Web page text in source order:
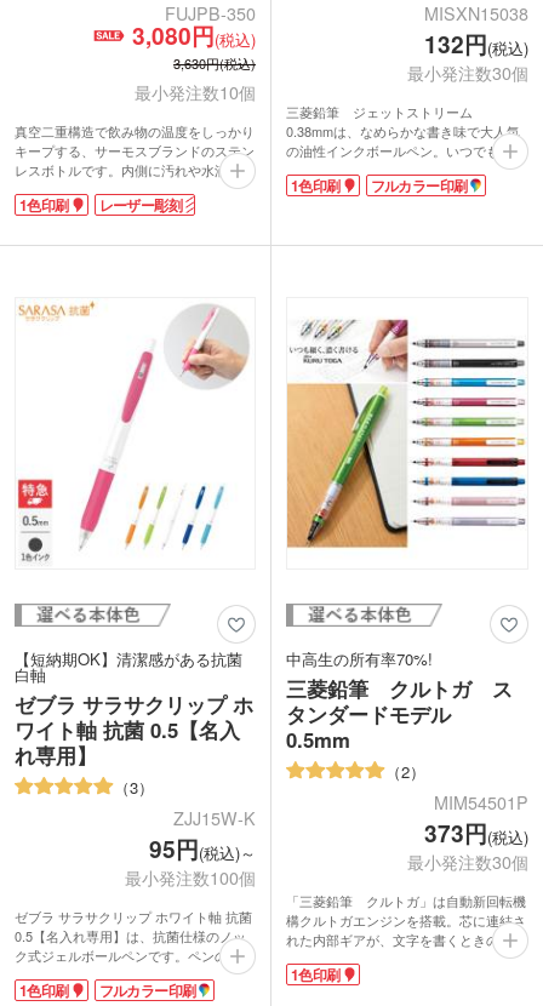
FUJPB-350
3,080円(税込)
3,630円(税込)
最小発注数10個
真空二重構造で飲み物の温度をしっかり
キープする、サーモスブランドのステン
レスボトルです。内側に汚れや水滴が残
りにくいセラミック加工を採用し、丸ご
と食洗機対応なのでお手入れ簡単。小さ
で、お子さまやシニア世代の方も使いや
側面に1色印刷かレーザー彫刻で名入れ
可能。周年記念品や卒業記念品などにい
1色印刷 レーザー彫刻
MISXN15038
132円(税込)
最小発注数30個
三菱鉛筆 ジェットストリーム
0.38mmは、なめらかな書き味で大人気
の油性インクボールペン。いつでもどこ
でもサッと使えるノック式です。ボール
径は一般的なものより少し細めの
筆 ジェットストリーム 0.38mmは驚
できます。日常的に使える商品なので、
企業名やロゴを印刷するだけで宣伝効果
が高まりますよ。キャンペーンの販促品
や展示会で配布するノベルティにいかが
でしょうか。
1色印刷 フルカラー印刷
【短納期OK】清潔感がある抗菌
白軸
ゼブラ サラサクリップ ホ
ワイト軸 抗菌 0.5【名入
れ専用】
3
ZJJ15W-K
95円(税込)～
最小発注数100個
ゼブラ サラサクリップ ホワイト軸 抗菌
0.5【名入れ専用】は、抗菌仕様のノッ
ク式ジェルボールペンです。ペンの軸、
クリップ、ノック、グリップ部に無機抗
菌剤配合。細菌の増殖を抑制します。
1色印刷 フルカラー印刷
中高生の所有率70%!
三菱鉛筆 クルトガ ス
タンダードモデル
0.5mm
2
MIM54501P
373円(税込)
最小発注数30個
「三菱鉛筆 クルトガ」は自動新回転機
構クルトガエンジンを搭載。芯に連結さ
れた内部ギアが、文字を書くときの筆圧
を利用して、上下に運動。書くたびに芯
を少しずつ回転させるクルトガエンジン
1色印刷